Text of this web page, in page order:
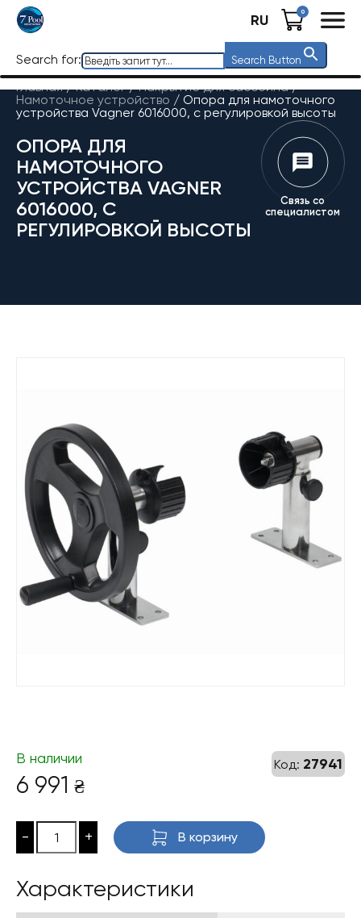
RU 0
Search for: Search Button
Главная / Каталог/Накрытие для бассейна/
Намоточное устройство / Опора для намоточного
устройства Vagner 6016000, с регулировкой высоты
ОПОРА ДЛЯ
НАМОТОЧНОГО
УСТРОЙСТВА VAGNER
6016000, С
РЕГУЛИРОВКОЙ ВЫСОТЫ
Связь со
специалистом
Код: 27941
В наличии
6 991 ₴
- + В корзину
Характеристики